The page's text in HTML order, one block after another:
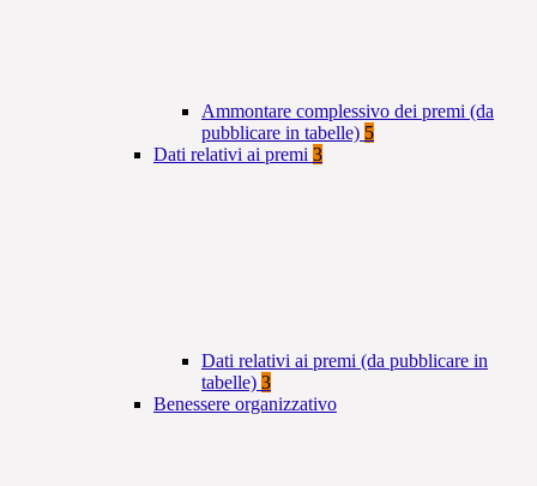
Ammontare complessivo dei premi (da
pubblicare in tabelle) 5
Dati relativi ai premi 3
Dati relativi ai premi (da pubblicare in
tabelle) 3
Benessere organizzativo